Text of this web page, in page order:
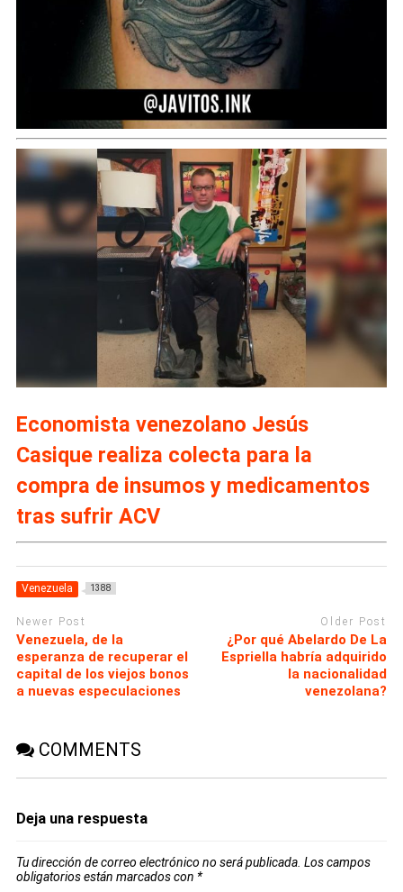
Economista venezolano Jesús
Casique realiza colecta para la
compra de insumos y medicamentos
tras sufrir ACV
Venezuela 1388
Newer Post
Venezuela, de la
esperanza de recuperar el
capital de los viejos bonos
a nuevas especulaciones
Older Post
¿Por qué Abelardo De La
Espriella habría adquirido
la nacionalidad
venezolana?
COMMENTS
Deja una respuesta
Tu dirección de correo electrónico no será publicada. Los campos
obligatorios están marcados con *